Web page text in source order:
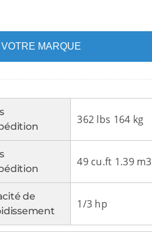
MARQUE
362 lbs 164 kg
49 cu.ft 1.39 m3
de
1/3 hp